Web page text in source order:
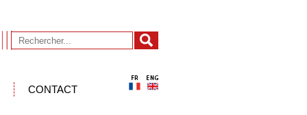
CONTACT